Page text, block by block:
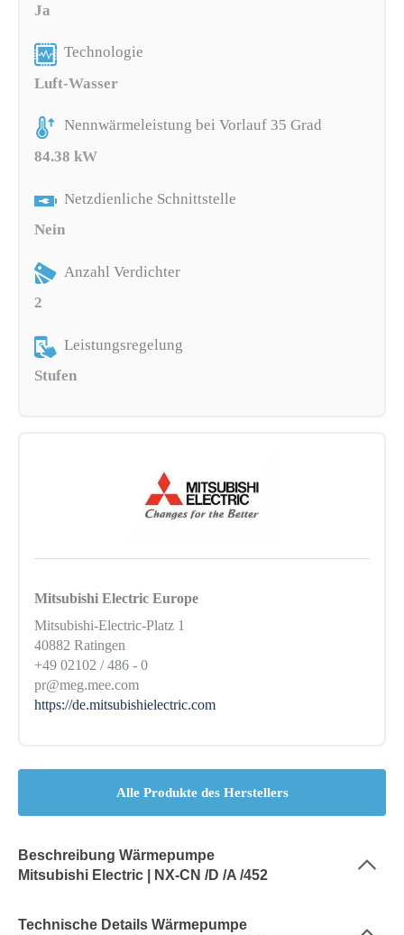
Ja
Technologie
Luft-Wasser
Nennwärmeleistung bei Vorlauf 35 Grad
84.38 kW
Netzdienliche Schnittstelle
Nein
Anzahl Verdichter
2
Leistungsregelung
Stufen
Mitsubishi Electric Europe
Mitsubishi-Electric-Platz 1
40882 Ratingen
+49 02102 / 486 - 0
pr@meg.mee.com
https://de.mitsubishielectric.com
Alle Produkte des Herstellers
Beschreibung Wärmepumpe
Mitsubishi Electric | NX-CN /D /A /452
Technische Details Wärmepumpe